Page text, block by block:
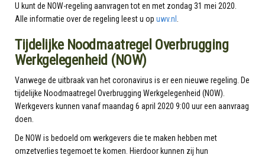
U kunt de NOW-regeling aanvragen tot en met zondag 31 mei 2020.
Alle informatie over de regeling leest u op uwv.nl
Tijdelijke Noodmaatregel Overbrugging
Werkgelegenheid (NOW)
Vanwege de uitbraak van het coronavirus is er een nieuwe regeling. De
tijdelijke Noodmaatregel Overbrugging Werkgelegenheid (NOW).
Werkgevers kunnen vanaf maandag 6 april 2020 9:00 uur een aanvraag
doen.
De NOW is bedoeld om werkgevers die te maken hebben met
omzetverlies tegemoet te komen. Hierdoor kunnen zij hun